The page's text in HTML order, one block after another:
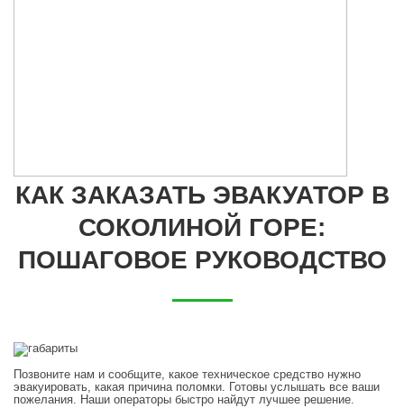
КАК ЗАКАЗАТЬ ЭВАКУАТОР В
СОКОЛИНОЙ ГОРЕ:
ПОШАГОВОЕ РУКОВОДСТВО
Позвоните нам и сообщите, какое техническое средство нужно
эвакуировать, какая причина поломки. Готовы услышать все ваши
пожелания. Наши операторы быстро найдут лучшее решение.